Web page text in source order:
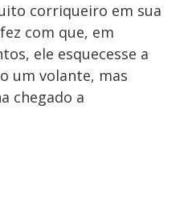
corriqueiro em sua
com que, em
ele esquecesse a
um volante, mas
chegado a